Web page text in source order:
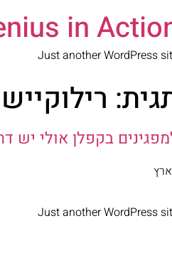
in
Just another WordPress
בקפלן אולי יש
Just another WordPress